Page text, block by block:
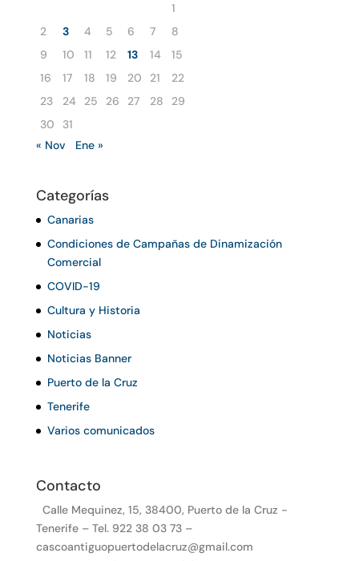
1
2
3 4 5 6 7
8
9
10 11 12 13 14
15
16
17 18 19 20 21
22
23
24 25 26 27 28
29
30
31
« Nov
Ene »
Categorías
Canarias
Condiciones de Campañas de Dinamización
Comercial
COVID-19
Cultura y Historia
Noticias
Noticias Banner
Puerto de la Cruz
Tenerife
Varios comunicados
Contacto
Calle Mequinez, 15, 38400, Puerto de la Cruz -
Tenerife – Tel. 922 38 03 73 –
cascoantiguopuertodelacruz@gmail.com